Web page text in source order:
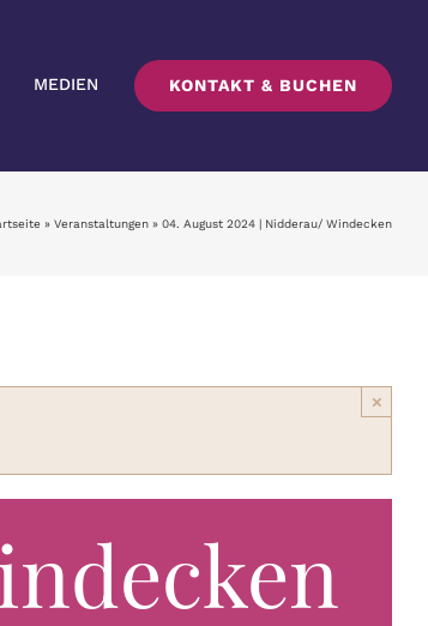
MEDIEN KONTAKT & BUCHEN
» Veranstaltungen » 04. August 2024 | Nidderau/ Windecken
×